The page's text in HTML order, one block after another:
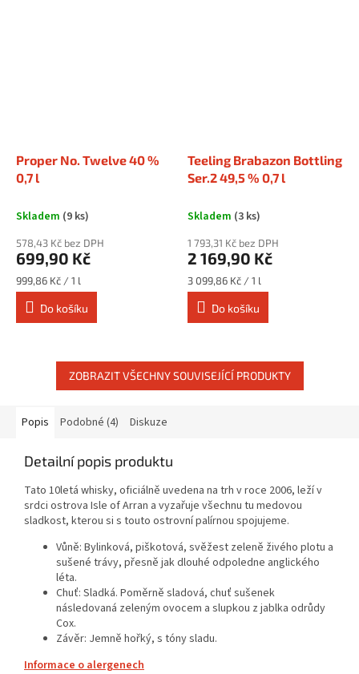
Proper No. Twelve 40 %
0,7 l
Skladem (9 ks)
578,43 Kč bez DPH
699,90 Kč
Měrná
cena:
999,86 Kč / 1 l
Do košíku
Teeling Brabazon Bottling
Ser.2 49,5 % 0,7 l
Skladem (3 ks)
1 793,31 Kč bez DPH
2 169,90 Kč
Měrná
cena:
3 099,86 Kč / 1 l
Do košíku
ZOBRAZIT VŠECHNY SOUVISEJÍCÍ PRODUKTY
Popis Podobné (4) Diskuze
Detailní popis produktu
Tato 10letá whisky, oficiálně uvedena na trh v roce 2006, leží v
srdci ostrova Isle of Arran a vyzařuje všechnu tu medovou
sladkost, kterou si s touto ostrovní palírnou spojujeme.
Vůně: Bylinková, piškotová, svěžest zeleně živého plotu a
sušené trávy, přesně jak dlouhé odpoledne anglického
léta.
Chuť: Sladká. Poměrně sladová, chuť sušenek
následovaná zeleným ovocem a slupkou z jablka odrůdy
Cox.
Závěr: Jemně hořký, s tóny sladu.
Informace o alergenech